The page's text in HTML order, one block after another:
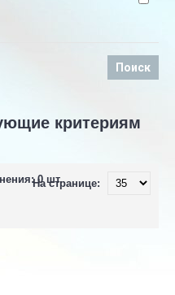
критериям
0 шт.
На странице: